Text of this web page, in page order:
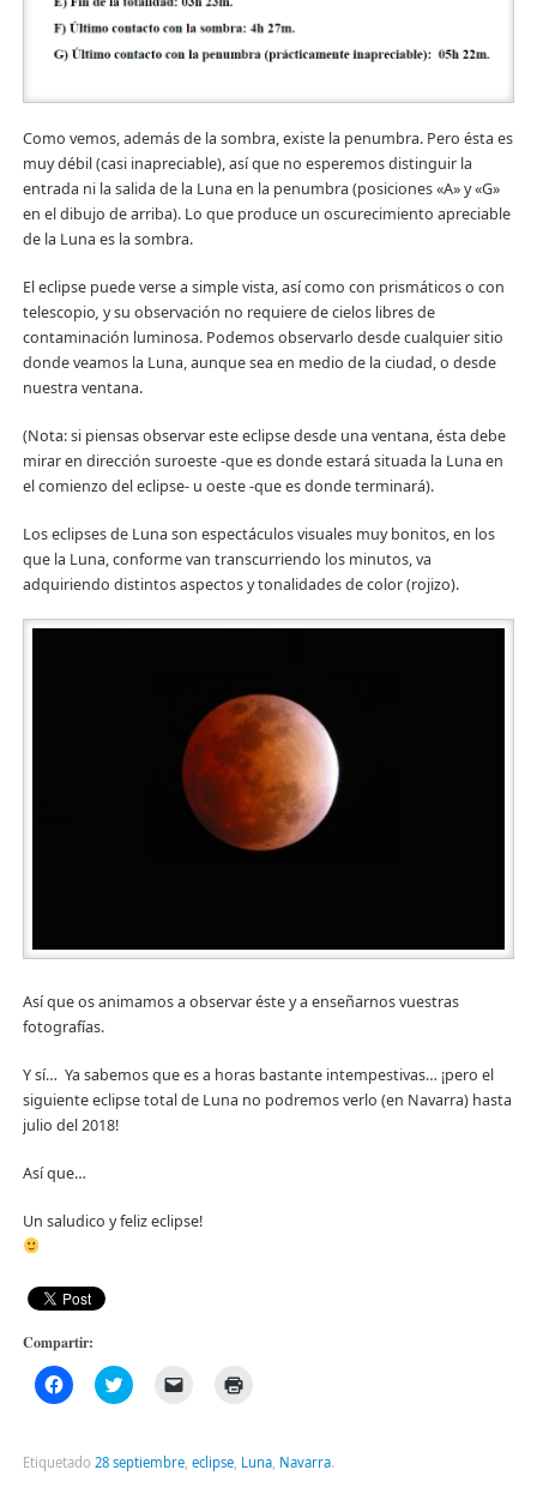
Como vemos, además de la sombra, existe la penumbra. Pero ésta es
muy débil (casi inapreciable), así que no esperemos distinguir la
entrada ni la salida de la Luna en la penumbra (posiciones «A» y «G»
en el dibujo de arriba). Lo que produce un oscurecimiento apreciable
de la Luna es la sombra.
El eclipse puede verse a simple vista, así como con prismáticos o con
telescopio, y su observación no requiere de cielos libres de
contaminación luminosa. Podemos observarlo desde cualquier sitio
donde veamos la Luna, aunque sea en medio de la ciudad, o desde
nuestra ventana.
(Nota: si piensas observar este eclipse desde una ventana, ésta debe
mirar en dirección suroeste -que es donde estará situada la Luna en
el comienzo del eclipse- u oeste -que es donde terminará).
Los eclipses de Luna son espectáculos visuales muy bonitos, en los
que la Luna, conforme van transcurriendo los minutos, va
adquiriendo distintos aspectos y tonalidades de color (rojizo).
Así que os animamos a observar éste y a enseñarnos vuestras
fotografías.
Y sí… Ya sabemos que es a horas bastante intempestivas… ¡pero el
siguiente eclipse total de Luna no podremos verlo (en Navarra) hasta
julio del 2018!
Así que…
Un saludico y feliz eclipse!
Compartir:
Haz
clic
Facebook
(Se
Haz
clic
Twitter
(Se
enlace
por
abre
en
Etiquetado 28 septiembre, eclipse, Luna, Navarra.